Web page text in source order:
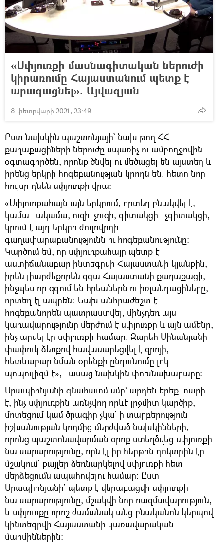
«Սփյուռքի մասնագիտական ներուժի
կիրառումը Հայաստանում պետք է
արագացնել». Այվազյան
8 փետրվարի 2021, 23:49
Ըստ նախկին պաշտոնյայի` նախ թող ՀՀ
քաղաքացիների ներուժը սպառիչ ու ամբողջովին
օգտագործեն, որոնք ծնվել ու մեծացել են այստեղ և
իրենց երկրի հոգեբանության կրողն են, հետո նոր
հույսը դնեն սփյուռքի վրա։
«Սփյուռքահայն այն երկրում, որտեղ բնակվել է,
կամա– ակամա, ուզի–չուզի, գիտակցի– չգիտակցի,
կրում է այդ երկրի ժողովրդի
գաղափարաբանությունն ու հոգեբանությունը։
Կարծում եմ, որ սփյուռքահայը պետք է
աստիճանաբար ինտեգրվի Հայաստանի կյանքին,
իրեն լիարժեքորեն զգա Հայաստանի քաղաքացի,
ինչպես որ զգում են հրեաներն ու իռլանդացիները,
որտեղ էլ ապրեն։ Նախ անհրաժեշտ է
հոգեբանորեն պատրաստվել, մինչդեռ այս
կառավարությունը մերժում է սփյուռքը և այն ամենը,
ինչ արվել էր սփյուռքի համար, Զարեհ Սինանյանի
փափուկ ձեռքով հավասարեցվել է զրոյի,
հետևաբար նման օրենքի ընդունումը լոկ
պոպուլիզմ է»,– ասաց նախկին փոխնախարարը։
Սրապիոնյանի գնահատմամբ` արդեն երեք տարի
է, ինչ սփյուռքին առնչվող որևէ լրջմիտ կարծիք,
մոտեցում կամ ծրագիր չկա` ի տարբերություն
իշխանության կողմից մերժված նախկինների,
որոնց պաշտոնավարման օրոք ստեղծվեց սփյուռքի
նախարարությունը, որն էլ իր հերթին դոկտրին էր
մշակում` քայլեր ձեռնարկելով սփյուռքի հետ
մերձեցումն ապահովելու համար։ Ըստ
Սրապիոնյանի` պետք է վերաբացվի սփյուռքի
նախարարությունը, մշակվի նոր ռազմավարություն,
և սփյուռքը որոշ ժամանակ անց բնականոն կերպով
կինտեգրվի Հայաստանի կառավարական
մարմիններին։